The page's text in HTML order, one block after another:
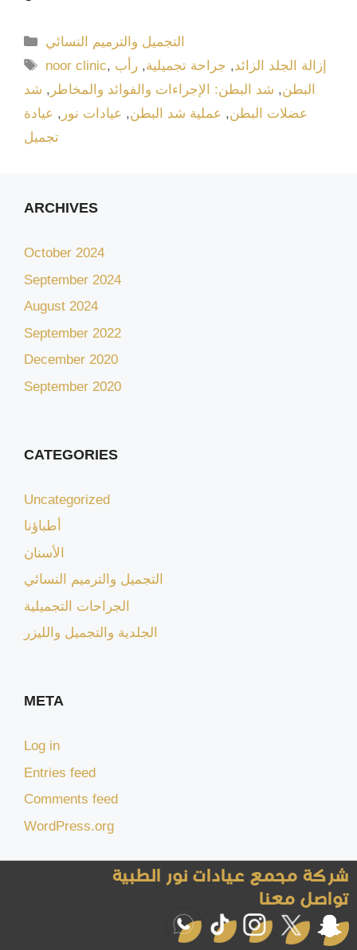
التجميل والترميم النسائي
noor clinic, إزالة الجلد الزائد, جراحة تجميلية, رأب
البطن, شد البطن: الإجراءات والفوائد والمخاطر , شد
عضلات البطن, عملية شد البطن, عيادات نور , عيادة
تجميل
ARCHIVES
October 2024
September 2024
August 2024
September 2022
December 2020
September 2020
CATEGORIES
Uncategorized
أطباؤنا
الأسنان
التجميل والترميم النسائي
الجراحات التجميلية
الجلدية والتجميل والليزر
META
Log in
Entries feed
Comments feed
WordPress.org
شركة مجمع عيادات نور الطبية
تواصل معنا